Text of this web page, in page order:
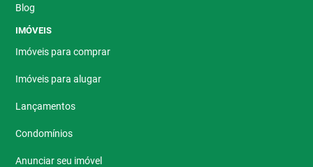
Blog
IMÓVEIS
Imóveis para comprar
Imóveis para alugar
Lançamentos
Condomínios
Anunciar seu imóvel